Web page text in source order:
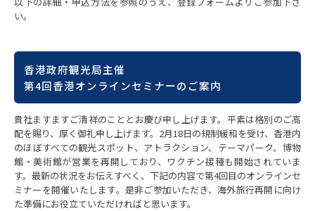
い。
香港政府観光局主催
第4回香港オンラインセミナーのご案内
貴社ますますご清祥のこととお慶び申し上げます。平素は格別のご高
配を賜り、厚く御礼申し上げます。2月18日の規制緩和を受け、香港内
のほぼすべての観光スポット、アトラクション、テーマパーク、博物
館・美術館が営業を再開しており、ワクチン接種も開始されていま
す。最新の状況をお伝えすべく、下記の内容で第4回目のオンラインセ
ミナーを開催いたします。是非ご参加いただき、海外旅行再開に向け
た準備にお役立ていただければと思います。